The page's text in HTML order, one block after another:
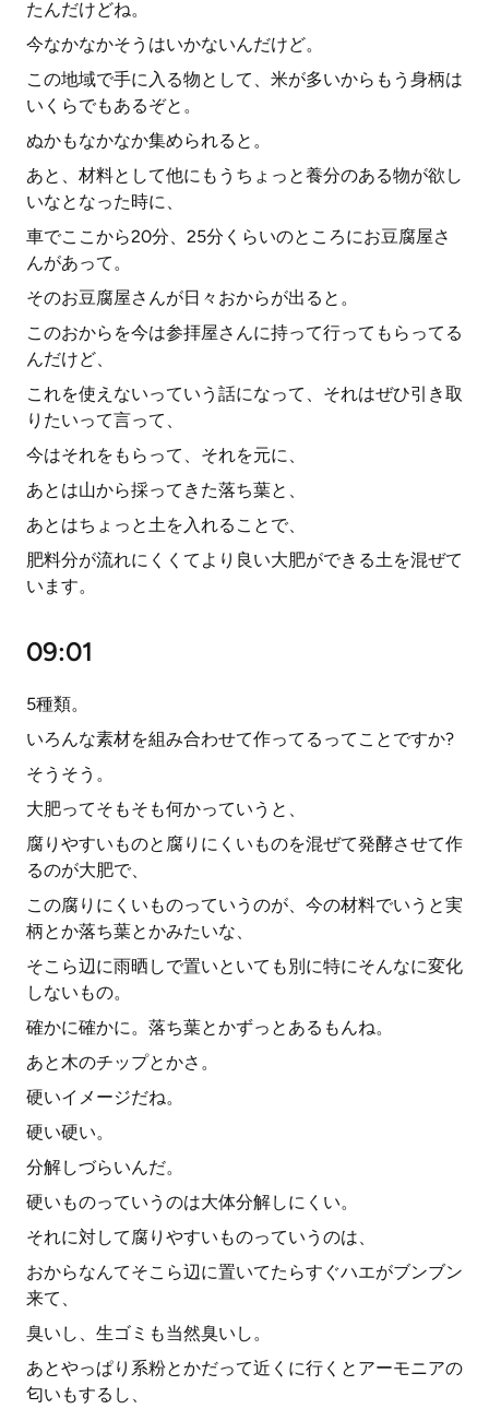
たんだけどね。
今なかなかそうはいかないんだけど。
この地域で手に入る物として、米が多いからもう身柄は
いくらでもあるぞと。
ぬかもなかなか集められると。
あと、材料として他にもうちょっと養分のある物が欲し
いなとなった時に、
車でここから20分、25分くらいのところにお豆腐屋さ
んがあって。
そのお豆腐屋さんが日々おからが出ると。
このおからを今は参拝屋さんに持って行ってもらってる
んだけど、
これを使えないっていう話になって、それはぜひ引き取
りたいって言って、
今はそれをもらって、それを元に、
あとは山から採ってきた落ち葉と、
あとはちょっと土を入れることで、
肥料分が流れにくくてより良い大肥ができる土を混ぜて
います。
09:01
5種類。
いろんな素材を組み合わせて作ってるってことですか?
そうそう。
大肥ってそもそも何かっていうと、
腐りやすいものと腐りにくいものを混ぜて発酵させて作
るのが大肥で、
この腐りにくいものっていうのが、今の材料でいうと実
柄とか落ち葉とかみたいな、
そこら辺に雨晒しで置いといても別に特にそんなに変化
しないもの。
確かに確かに。落ち葉とかずっとあるもんね。
あと木のチップとかさ。
硬いイメージだね。
硬い硬い。
分解しづらいんだ。
硬いものっていうのは大体分解しにくい。
それに対して腐りやすいものっていうのは、
おからなんてそこら辺に置いてたらすぐハエがブンブン
来て、
臭いし、生ゴミも当然臭いし。
あとやっぱり系粉とかだって近くに行くとアーモニアの
匂いもするし、